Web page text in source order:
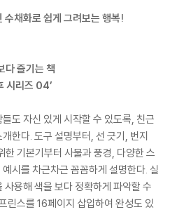
수채화로 쉽게 그려보는 행복!
다 즐기는 책
시리즈 04’
도 자신 있게 시작할 수 있도록, 친근
한다. 도구 설명부터, 선 긋기, 번지
기본기부터 사물과 풍경, 다양한 스
시를 차근차근 꼼꼼하게 설명한다. 실
용해 색을 보다 정확하게 파악할 수
린스를 16페이지 삽입하여 완성도 있